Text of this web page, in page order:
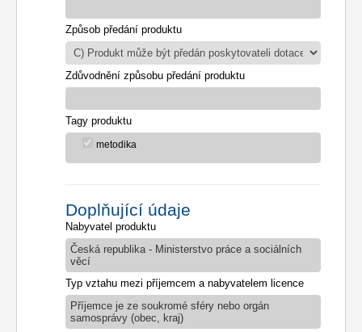
Způsob předání produktu
Zdůvodnění způsobu předání produktu
Tagy produktu
metodika
Doplňující údaje
Nabyvatel produktu
Česká republika - Ministerstvo práce a sociálních
věcí
Typ vztahu mezi příjemcem a nabyvatelem licence
Příjemce je ze soukromé sféry nebo orgán
samosprávy (obec, kraj)